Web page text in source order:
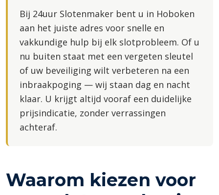
Bij 24uur Slotenmaker bent u in Hoboken
aan het juiste adres voor snelle en
vakkundige hulp bij elk slotprobleem. Of u
nu buiten staat met een vergeten sleutel
of uw beveiliging wilt verbeteren na een
inbraakpoging — wij staan dag en nacht
klaar. U krijgt altijd vooraf een duidelijke
prijsindicatie, zonder verrassingen
achteraf.
Waarom kiezen voor